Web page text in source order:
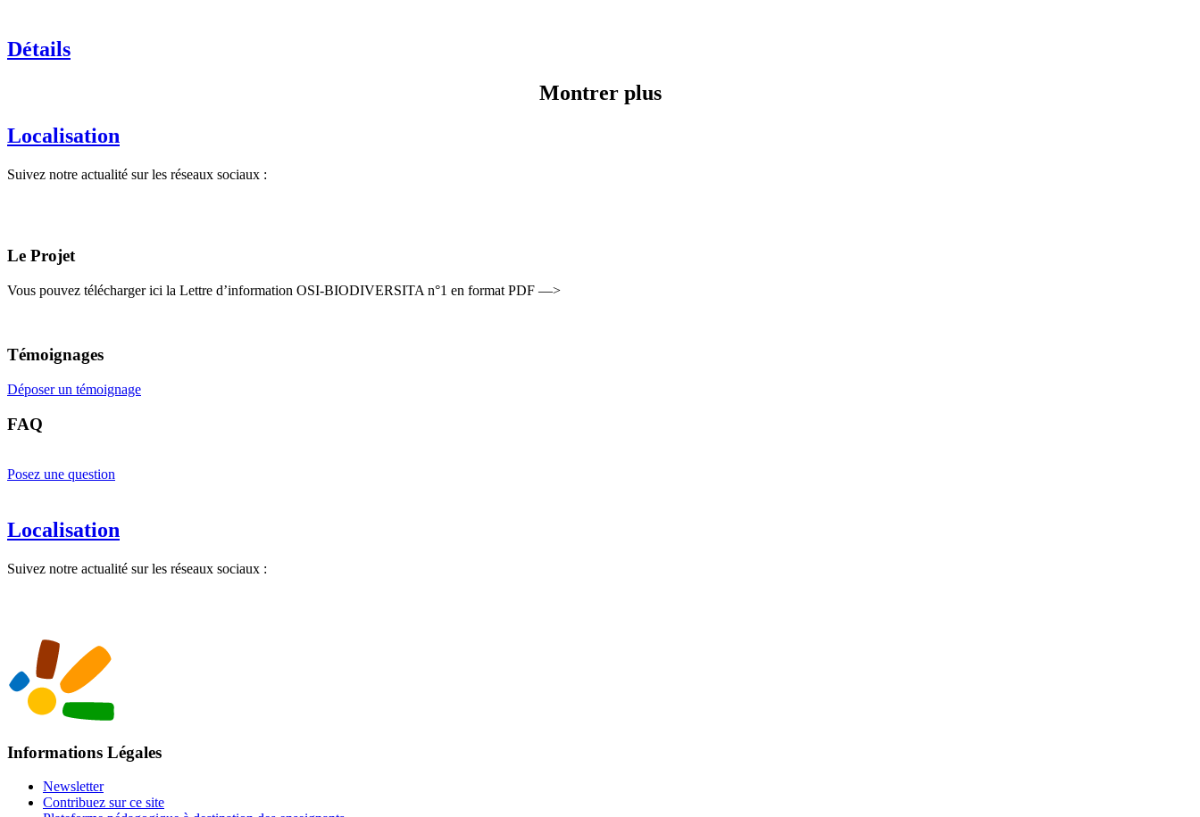
Détails
Montrer plus
Localisation
Suivez notre actualité sur les réseaux sociaux :
Le Projet
Vous pouvez télécharger ici la Lettre d’information OSI-BIODIVERSITA n°1 en format PDF —>
Témoignages
Déposer un témoignage
FAQ
Posez une question
Localisation
Suivez notre actualité sur les réseaux sociaux :
Informations Légales
Newsletter
Contribuez sur ce site